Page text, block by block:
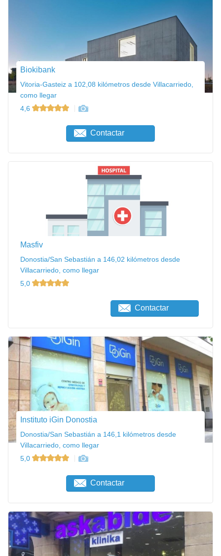
Biokibank
Vitoria-Gasteiz a 102,08 kilómetros desde Villacarriedo,
como llegar
4,6
Contactar
Masfiv
Donostia/San Sebastián a 146,02 kilómetros desde
Villacarriedo, como llegar
5,0
Contactar
Instituto iGin Donostia
Donostia/San Sebastián a 146,1 kilómetros desde
Villacarriedo, como llegar
5,0
Contactar